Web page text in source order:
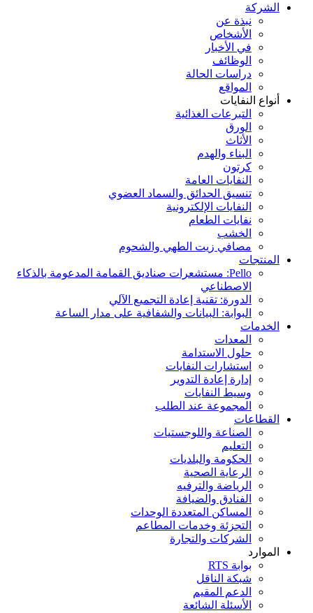
الشركة
نبذة عن
الأشخاص
في الأخبار
الوظائف
دراسات الحالة
المواقع
أنواع النفايات
التبرعات الغذائية
الورق
الأثاث
البناء والهدم
كرتون
النفايات العامة
تنسيق الحدائق والسماد العضوي
النفايات الإلكترونية
نفايات الطعام
الخشب
مصافي زيت الطهي والشحوم
المنتجات
Pello: مستشعرات صناديق القمامة المدعومة بالذكاء
الاصطناعي
الدورة: تقنية إعادة التجميع الآلي
البوابة: البيانات والشفافية على مدار الساعة
الخدمات
المعدات
حلول الاستدامة
استشارات النفايات
إدارة إعادة التدوير
وسيط النفايات
المجموعة عند الطلب
القطاعات
الصناعة واللوجستيات
التعليم
الحكومة والبلديات
الرعاية الصحية
الرياضة والترفيه
الفنادق والضيافة
المساكن المتعددة الوحدات
التجزئة وخدمات المطاعم
الشركات والتجارة
الموارد
بوابة RTS
شبكة الناقل
الدعم المقيم
الأسئلة الشائعة